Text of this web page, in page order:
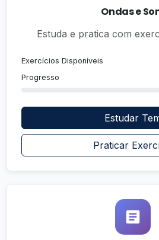
Ondas e
Estuda e pratica com
Exercícios Disponíveis
Progresso
Estudar
Praticar